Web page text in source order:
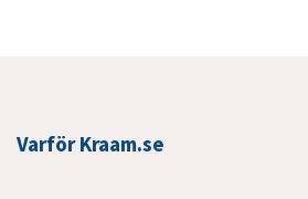
Varför Kraam.se